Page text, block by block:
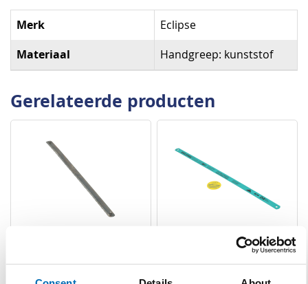
Specificaties
Merk Eclipse
Materiaal Handgreep: kunststof
Gerelateerde producten
Eclipse junior per 10 stuks
Reserve metaalbeugelzaag
Eclipse per stuk